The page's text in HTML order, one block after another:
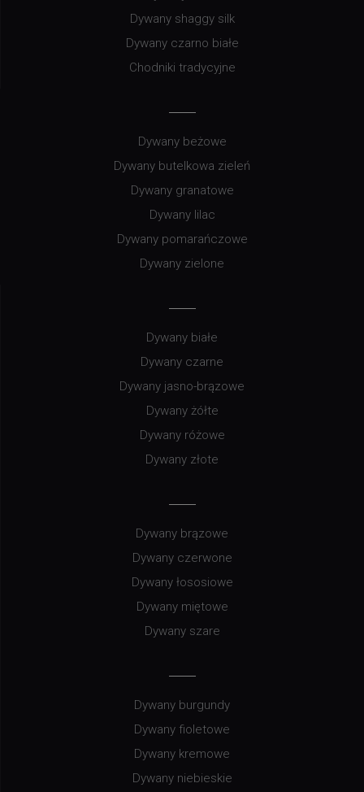
Dywany shaggy silk
Dywany czarno białe
Chodniki tradycyjne
Dywany beżowe
Dywany butelkowa zieleń
Dywany granatowe
Dywany lilac
Dywany pomarańczowe
Dywany zielone
Dywany białe
Dywany czarne
Dywany jasno-brązowe
Dywany żółte
Dywany różowe
Dywany złote
Dywany brązowe
Dywany czerwone
Dywany łososiowe
Dywany miętowe
Dywany szare
Dywany burgundy
Dywany fioletowe
Dywany kremowe
Dywany niebieskie